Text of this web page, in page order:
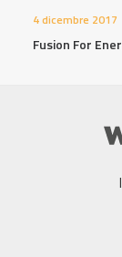
4 dicembre 2017
Fusion For